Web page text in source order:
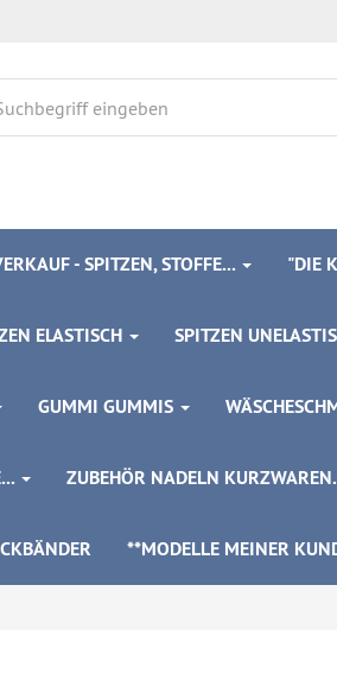
- SPITZEN, STOFFE... "DIE
ELASTISCH SPITZEN
GUMMI GUMMIS
ZUBEHÖR NADELN
**MODELLE MEINER